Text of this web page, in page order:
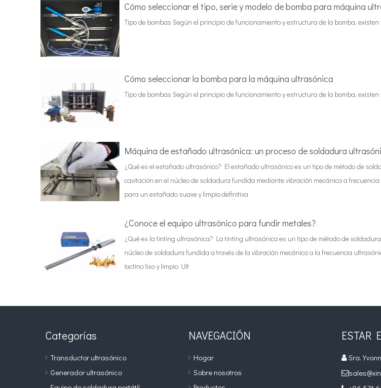
Cómo seleccionar el tipo, serie y modelo de bomba para máquina
Tipo de bombas Según el principio de funcionamiento y estructura de la bomba,
Cómo seleccionar la bomba para la máquina ultrasónica
Tipo de bombas Según el principio de funcionamiento y estructura de la bomba,
Máquina de estañado ultrasónica: un proceso de soldadura
¿Qué es el estañado ultrasónico? El estañado ultrasónico es un tipo de método de
cavitación en el núcleo de soldadura fundida mediante vibración mecánica a
para un estañado suave y limpio.definitiva
¿Conoce el equipo ultrasónico para fundir metales?
¿Qué es la tinting ultrasónica? La tinting ultrasónica es un tipo de método de
núcleo de soldadura fundida a través de la vibración mecánica a la frecuencia
lactino liso y limpio. Ult
Categorías
Transductor ultrasónico
Generador ultrasónico
NAVEGACIÓN
Hogar
Sobre nosotros
ESTAR
 Sra.
